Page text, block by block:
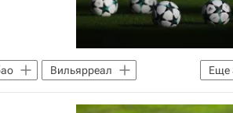
Еще
Вильярреал